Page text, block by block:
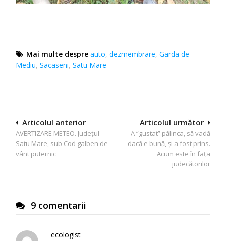
Mai multe despre auto,dezmembrare,Garda de
Mediu,Sacaseni,Satu Mare
Navigare
în
articole
Articolul următor
A “gustat” pălinca, să vadă
dacă e bună, și a fost prins.
Acum este în fața
judecătorilor
Articolul anterior
AVERTIZARE METEO. Județul
Satu Mare, sub Cod galben de
vânt puternic
9 comentarii
ecologist